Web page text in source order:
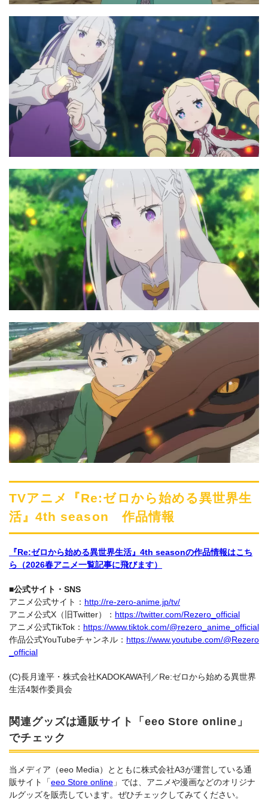
TVアニメ『Re:ゼロから始める異世界生
活』4th season 作品情報
『Re:ゼロから始める異世界生活』4th seasonの作品情報はこち
ら（2026春アニメ一覧記事に飛びます）
■公式サイト・SNS
アニメ公式サイト： http://re-zero-anime.jp/tv/
アニメ公式X（旧Twitter）： https://twitter.com/Rezero_official
アニメ公式TikTok： https://www.tiktok.com/@rezero_anime_official
作品公式YouTubeチャンネル： https://www.youtube.com/@Rezero
_official
(C)長月達平・株式会社KADOKAWA刊／Re:ゼロから始める異世界
生活4製作委員会
関連グッズは通販サイト「eeo Store online」
でチェック
当メディア（eeo Media）とともに株式会社A3が運営している通
販サイト「eeo Store online 」では、アニメや漫画などのオリジナ
ルグッズを販売しています。ぜひチェックしてみてください。